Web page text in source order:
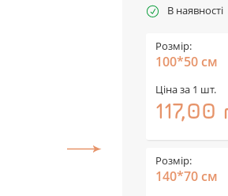
В наявності
Розмір:
100*50 см
Ціна за 1 шт.
117,00
Розмір:
140*70 см